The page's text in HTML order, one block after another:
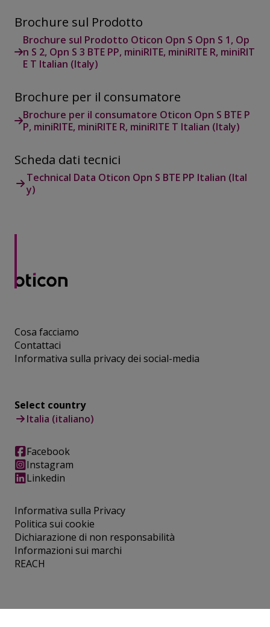
Brochure sul Prodotto
Brochure sul Prodotto Oticon Opn S Opn S 1, Op
n S 2, Opn S 3 BTE PP, miniRITE, miniRITE R, miniRIT
E T Italian (Italy)
Brochure per il consumatore
Brochure per il consumatore Oticon Opn S BTE P
P, miniRITE, miniRITE R, miniRITE T Italian (Italy)
Scheda dati tecnici
Technical Data Oticon Opn S BTE PP Italian (Ital
y)
Cosa facciamo
Contattaci
Informativa sulla privacy dei social-media
Informativa sulla Privacy
Politica sui cookie
Dichiarazione di non responsabilità
Informazioni sui marchi
REACH
Select country
Italia (italiano)
Facebook
Instagram
Linkedin